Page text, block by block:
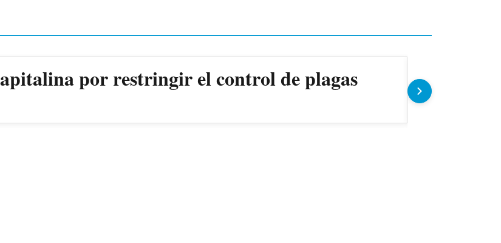
por restringir el control de plagas